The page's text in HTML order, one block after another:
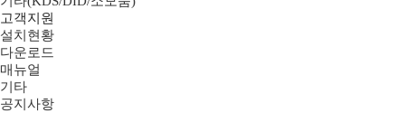
고객지원
설치현황
다운로드
매뉴얼
기타
공지사항